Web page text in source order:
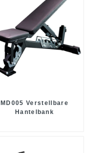
MD005 Verstellbare
Hantelbank